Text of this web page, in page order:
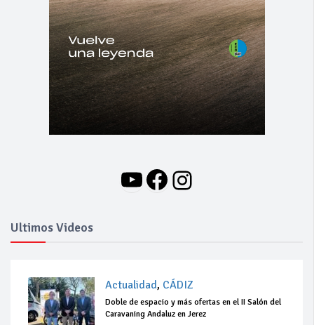
YouTube
Facebook
Instagram
Ultimos Videos
Actualidad, CÁDIZ
Doble de espacio y más ofertas en el II Salón del
Caravaning Andaluz en Jerez